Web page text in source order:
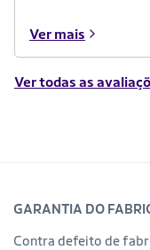
Ver mais
Ver todas as
GARANTIA DO
Contra defeito de